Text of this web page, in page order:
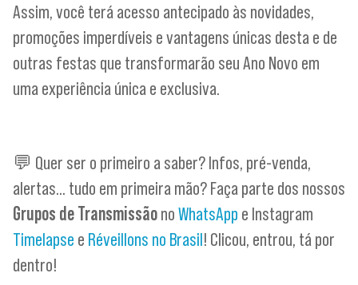
Assim, você terá acesso antecipado às novidades,
promoções imperdíveis e vantagens únicas desta e de
outras festas que transformarão seu Ano Novo em
uma experiência única e exclusiva.
💬 Quer ser o primeiro a saber? Infos, pré-venda,
alertas… tudo em primeira mão? Faça parte dos nossos
Grupos de TransmissãonoWhatsApp e Instagram
Timelapse e Réveillons no Brasil! Clicou, entrou, tá por
dentro!